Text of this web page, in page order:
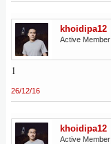
khoidipa12
Active Member
1
26/12/16
khoidipa12
Active Member